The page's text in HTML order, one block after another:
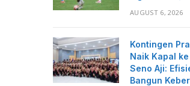
AUGUST 6, 2026
Kontingen
Naik Kapal ke
Seno Aji:
Bangun